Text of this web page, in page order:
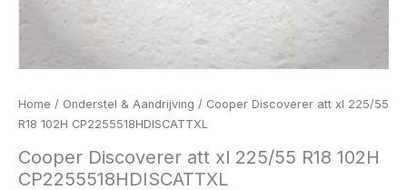
Home / Onderstel & Aandrijving / Cooper Discoverer att xl 225/55
R18 102H CP2255518HDISCATTXL
Cooper Discoverer att xl 225/55 R18 102H
CP2255518HDISCATTXL